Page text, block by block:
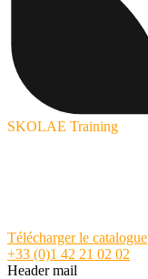
SKOLAE Training
Télécharger le catalogue
+33 (0)1 42 21 02 02
Header mail